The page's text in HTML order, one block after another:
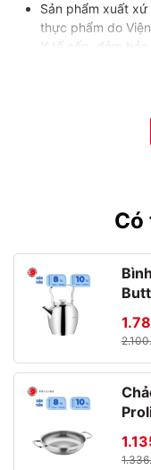
Sản phẩm xuất
thực phẩm do
Y tế cấp, đảm
mỏng, nhẹ và
Bề mặt láng mịn,
Sử dụng an toàn
Lưu ý: sản phẩm
ẩm mốc, giúp sản
tác nhân gây ẩm
trước khi sử dụng
chén và chanh.
Tư vấn sử dụng
Hiện nay sản phẩm có
Đĩa soup đường
cong mềm mại
sản phẩm thích
xào …,
Có